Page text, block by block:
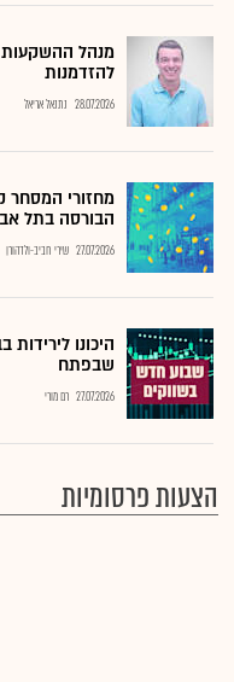
מנהל
להזדמנות
28.07.2026 נתנאל אריאל
מחזורי המסחר
הבורסה בתל
27.07.2026 שירי חביב-ולדהורן
היכונו
שבפתח
27.07.2026 רם מורי
הצעות פרסומיות